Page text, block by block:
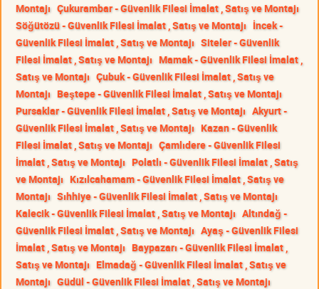
Montajı Çukurambar - Güvenlik Filesi İmalat , Satış ve Montajı
Söğütözü - Güvenlik Filesi İmalat , Satış ve Montajı İncek -
Güvenlik Filesi İmalat , Satış ve Montajı Siteler - Güvenlik
Filesi İmalat , Satış ve Montajı Mamak - Güvenlik Filesi İmalat ,
Satış ve Montajı Çubuk - Güvenlik Filesi İmalat , Satış ve
Montajı Beştepe - Güvenlik Filesi İmalat , Satış ve Montajı
Pursaklar - Güvenlik Filesi İmalat , Satış ve Montajı Akyurt -
Güvenlik Filesi İmalat , Satış ve Montajı Kazan - Güvenlik
Filesi İmalat , Satış ve Montajı Çamlıdere - Güvenlik Filesi
İmalat , Satış ve Montajı Polatlı - Güvenlik Filesi İmalat , Satış
ve Montajı Kızılcahamam - Güvenlik Filesi İmalat , Satış ve
Montajı Sıhhiye - Güvenlik Filesi İmalat , Satış ve Montajı
Kalecik - Güvenlik Filesi İmalat , Satış ve Montajı Altındağ -
Güvenlik Filesi İmalat , Satış ve Montajı Ayaş - Güvenlik Filesi
İmalat , Satış ve Montajı Baypazarı - Güvenlik Filesi İmalat ,
Satış ve Montajı Elmadağ - Güvenlik Filesi İmalat , Satış ve
Montajı Güdül - Güvenlik Filesi İmalat , Satış ve Montajı